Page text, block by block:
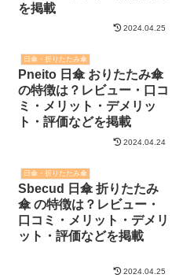
を掲載
2024.04.25
日傘・折りたたみ傘
Pneito 日傘 おりたたみ傘
の特徴は？レビュー・口コ
ミ・メリット・デメリッ
ト・評価などを掲載
2024.04.24
日傘・折りたたみ傘
Sbecud 日傘 折りたたみ
傘 の特徴は？レビュー・
口コミ・メリット・デメリ
ット・評価などを掲載
2024.04.25